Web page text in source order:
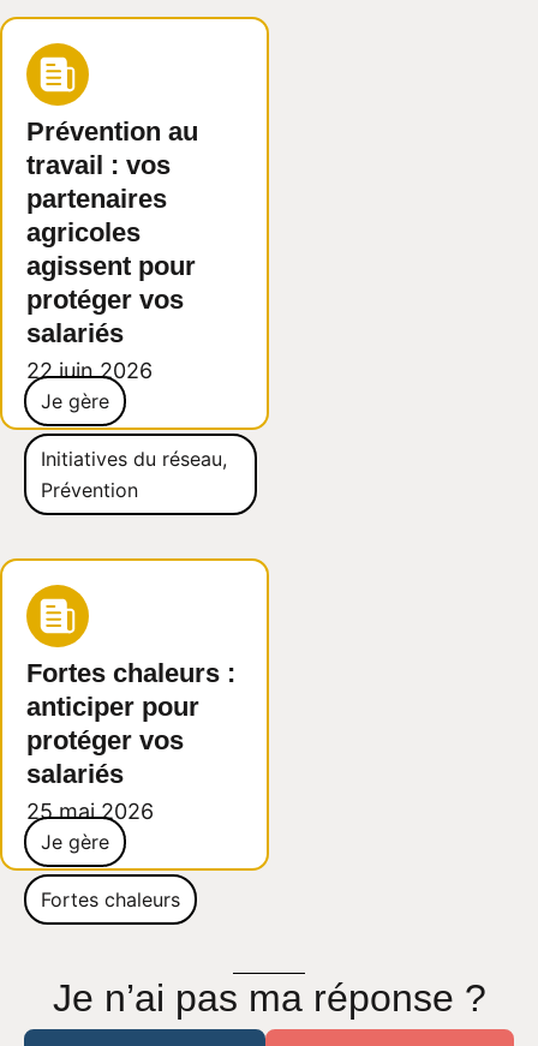
Prévention au
travail : vos
partenaires
agricoles
agissent pour
protéger vos
salariés
22 juin 2026
Je gère
Initiatives du réseau,
Prévention
Fortes chaleurs :
anticiper pour
protéger vos
salariés
25 mai 2026
Je gère
Fortes chaleurs
Je n’ai pas ma réponse ?